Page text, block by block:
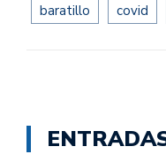
baratillo covid